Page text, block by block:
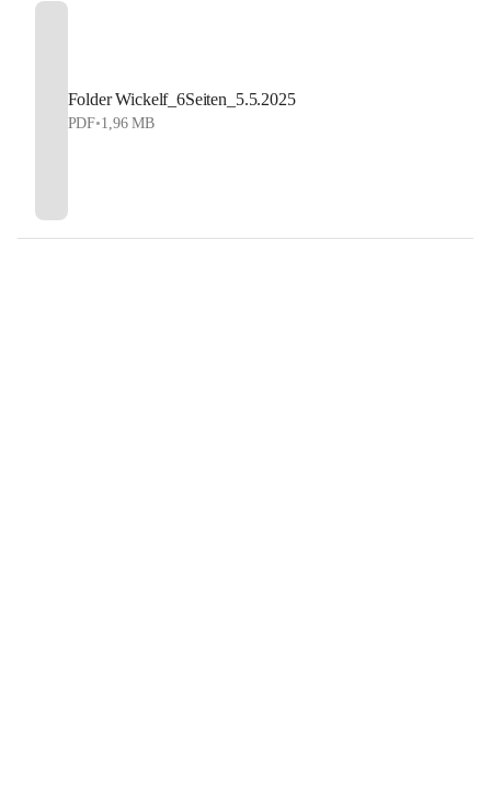
Folder Wickelf_6Seiten_5.5.2025
PDF•1,96 MB